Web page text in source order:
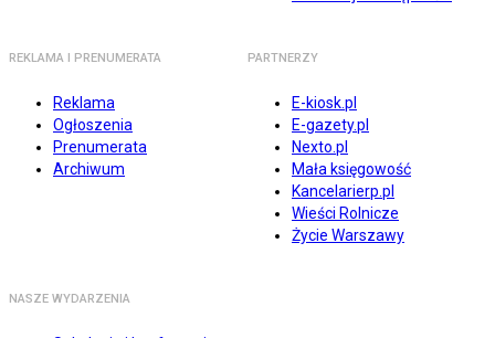
REKLAMA I PRENUMERATA
Reklama
Ogłoszenia
Prenumerata
Archiwum
PARTNERZY
E-kiosk.pl
E-gazety.pl
Nexto.pl
Mała księgowość
Kancelarierp.pl
Wieści Rolnicze
Życie Warszawy
NASZE WYDARZENIA